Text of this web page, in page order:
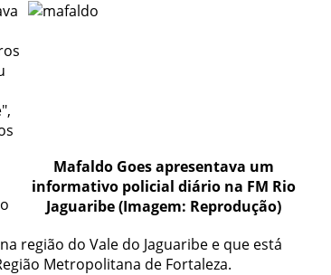
Mafaldo Goes apresentava um
informativo policial diário na FM Rio
Jaguaribe (Imagem: Reprodução)
região do Vale do Jaguaribe e que está
Metropolitana de Fortaleza.